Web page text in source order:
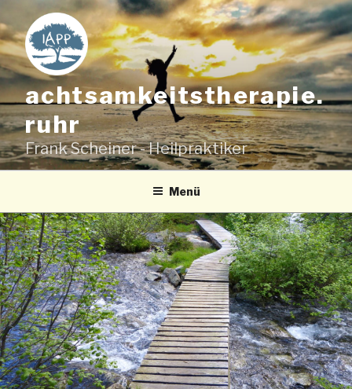
Inhalt
springen
achtsamkeitstherapie.
ruhr
Frank Scheiner - Heilpraktiker
Menü